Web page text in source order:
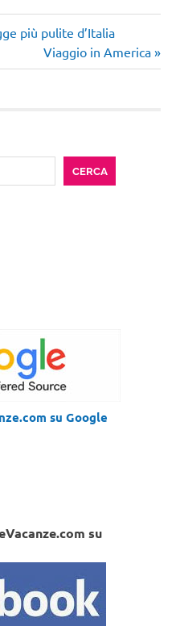
più pulite d’Italia
Articolo
successivo:
Viaggio in America
CERCA
su Google
su